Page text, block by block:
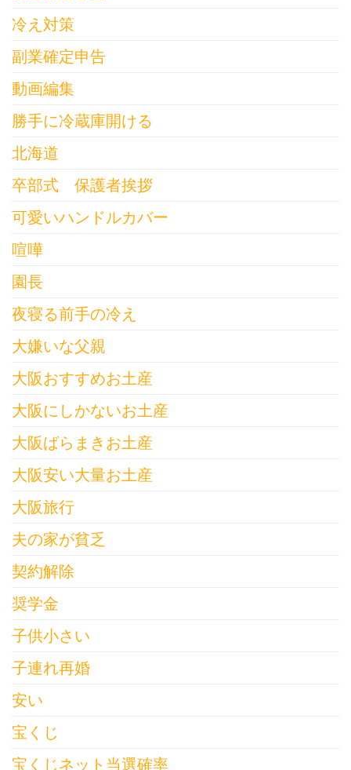
冷え対策
副業確定申告
動画編集
勝手に冷蔵庫開ける
北海道
卒部式 保護者挨拶
可愛いハンドルカバー
喧嘩
園長
夜寝る前手の冷え
大嫌いな父親
大阪おすすめお土産
大阪にしかないお土産
大阪ばらまきお土産
大阪安い大量お土産
大阪旅行
夫の家が貧乏
契約解除
奨学金
子供小さい
子連れ再婚
安い
宝くじ
宝くじネット当選確率